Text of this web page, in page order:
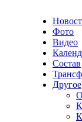
Фото
Видео
Состав
Другое